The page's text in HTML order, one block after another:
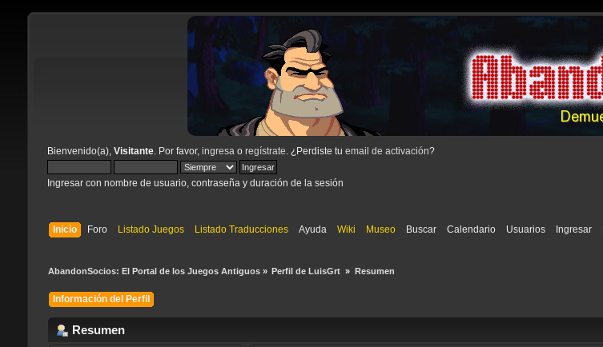
Bienvenido(a), Visitante. Por favor, ingresa o regístrate . ¿Perdiste tu email de activación?
Ingresar con nombre de usuario, contraseña y duración de la sesión
Inicio Foro Listado Juegos Listado Traducciones Ayuda Wiki Museo Buscar Calendario Usuarios Ingresar
AbandonSocios: El Portal de los Juegos Antiguos» Perfil de LuisGrt » Resumen
Información del Perfil
Resumen